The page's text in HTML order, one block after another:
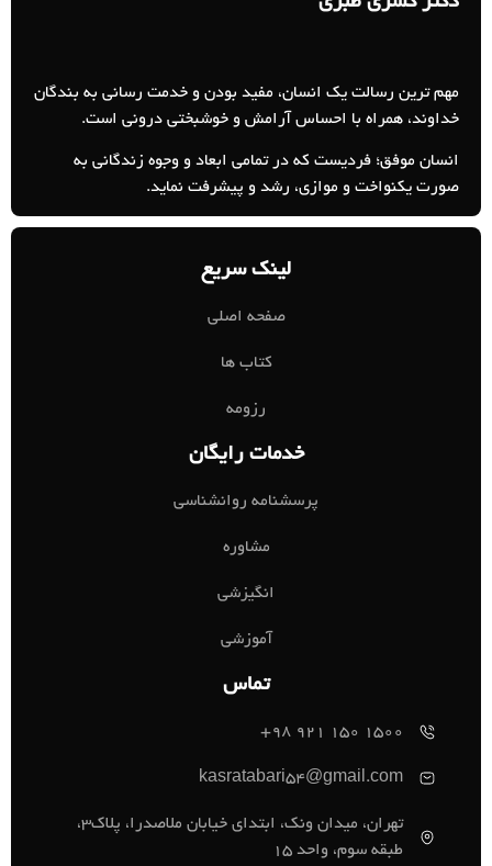
مهم ترین رسالت یک انسان، مفید بودن و خدمت رسانی به بندگان
خداوند، همراه با احساس آرامش و خوشبختی درونی است.
انسان موفق؛ فردیست که در تمامی ابعاد و وجوه زندگانی به
صورت یکنواخت و موازی، رشد و پیشرفت نماید.
لینک سریع
صفحه اصلی
کتاب ها
رزومه
خدمات رایگان
پرسشنامه روانشناسی
مشاوره
انگیزشی
آموزشی
تماس
1500 150 921 98+
kasratabari54@gmail.com
تهران، میدان ونک، ابتدای خیابان ملاصدرا، پلاک3،
طبقه سوم، واحد 15